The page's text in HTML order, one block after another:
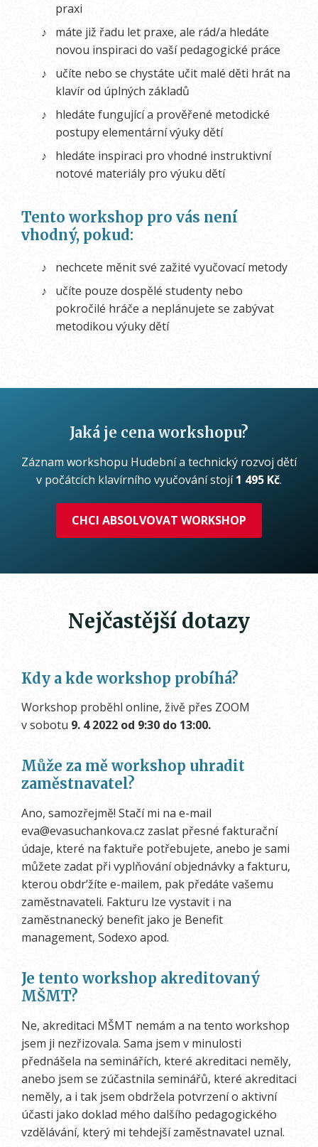
praxi
máte již řadu let praxe, ale rád/a hledáte
novou inspiraci do vaší pedagogické práce
učíte nebo se chystáte učit malé děti hrát na
klavír od úplných základů
hledáte fungující a prověřené metodické
postupy elementární výuky dětí
hledáte inspiraci pro vhodné instruktivní
notové materiály pro výuku dětí
Tento workshop pro vás není
vhodný, pokud:
nechcete měnit své zažité vyučovací metody
učíte pouze dospělé studenty nebo
pokročilé hráče a neplánujete se zabývat
metodikou výuky dětí
Jaká je cena workshopu?
Záznam workshopu Hudební a technický rozvoj dětí
v počátcích klavírního vyučování stojí1 495 Kč.
CHCI ABSOLVOVAT WORKSHOP
Nejčastější dotazy
Kdy a kde workshop probíhá?
Workshop proběhl online, živě přes ZOOM
v sobotu 9. 4 2022 od 9:30 do 13:00.
Může za mě workshop uhradit
zaměstnavatel?
Ano, samozřejmě! Stačí mi na e-mail
eva@evasuchankova.cz zaslat přesné fakturační
údaje, které na faktuře potřebujete, anebo je sami
můžete zadat při vyplňování objednávky a fakturu,
kterou obdr’žíte e-mailem, pak předáte vašemu
zaměstnavateli. Fakturu lze vystavit i na
zaměstnanecký benefit jako je Benefit
management, Sodexo apod.
Je tento workshop akreditovaný
MŠMT?
Ne, akreditaci MŠMT nemám a na tento workshop
jsem ji nezřizovala. Sama jsem v minulosti
přednášela na seminářích, které akreditaci neměly,
anebo jsem se zúčastnila seminářů, které akreditaci
neměly, a i tak jsem obdržela potvrzení o aktivní
účasti jako doklad mého dalšího pedagogického
vzdělávání, který mi tehdejší zaměstnavatel uznal.